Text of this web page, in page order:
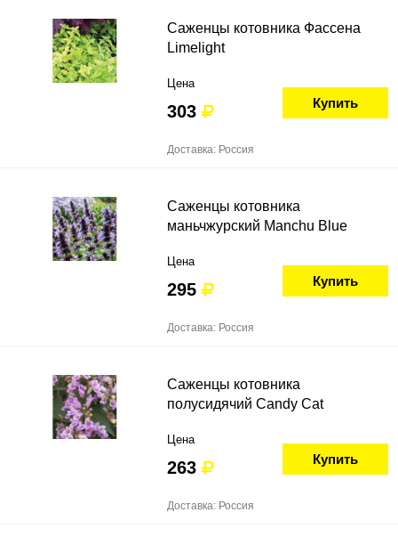
Саженцы котовника Фассена
Limelight
Цена
303 Купить
Доставка: Россия
Саженцы котовника
маньчжурский Manchu Blue
Цена
295 Купить
Доставка: Россия
Саженцы котовника
полусидячий Candy Cat
Цена
263 Купить
Доставка: Россия